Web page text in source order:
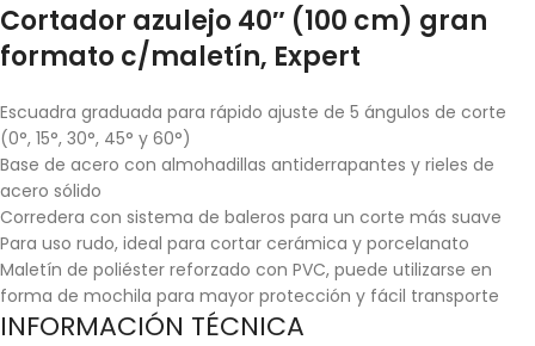
Cortador azulejo 40″ (100 cm) gran
formato c/maletín, Expert
Escuadra graduada para rápido ajuste de 5 ángulos de corte
(0°, 15°, 30°, 45° y 60°)
Base de acero con almohadillas antiderrapantes y rieles de
acero sólido
Corredera con sistema de baleros para un corte más suave
Para uso rudo, ideal para cortar cerámica y porcelanato
Maletín de poliéster reforzado con PVC, puede utilizarse en
forma de mochila para mayor protección y fácil transporte
INFORMACIÓN TÉCNICA